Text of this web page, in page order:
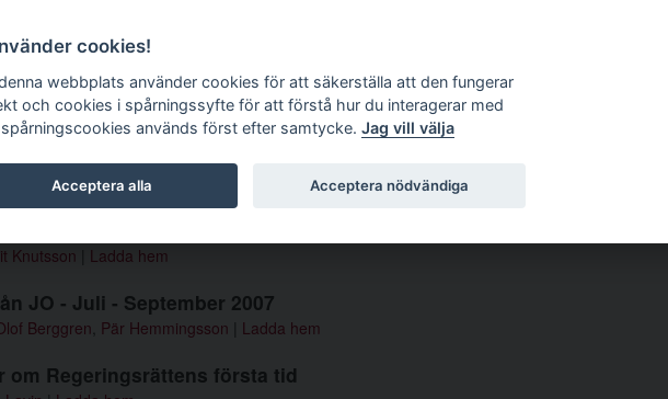
tidskrift
2007 4
Knutsson Ladda hem
JO - Juli - September 2007
Berggren, Pär Hemmingsson Ladda hem
om Regeringsrättens första tid
cookies!
webbplats använder cookies för att säkerställa att den fungerar
och cookies i spårningssyfte för att förstå hur du interagerar med
används först efter samtycke. Jag vill välja
Acceptera alla Acceptera nödvändiga